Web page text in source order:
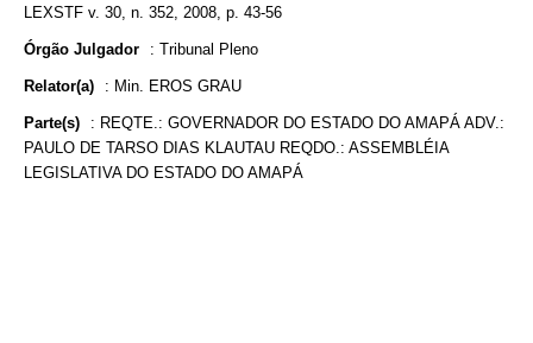
LEXSTF v. 30, n. 352, 2008, p. 43-56
Órgão Julgador : Tribunal Pleno
Relator(a) : Min. EROS GRAU
Parte(s) : REQTE.: GOVERNADOR DO ESTADO DO AMAPÁ ADV.:
PAULO DE TARSO DIAS KLAUTAU REQDO.: ASSEMBLÉIA
LEGISLATIVA DO ESTADO DO AMAPÁ